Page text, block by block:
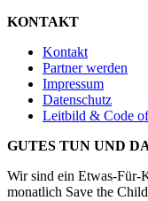
KONTAKT
Kontakt
Partner werden
Impressum
Datenschutz
Leitbild & Code
GUTES TUN UND
Wir sind ein Etwas-Für-
monatlich Save the